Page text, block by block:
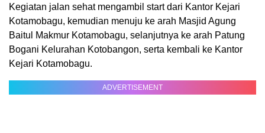
Kegiatan jalan sehat mengambil start dari Kantor Kejari
Kotamobagu, kemudian menuju ke arah Masjid Agung
Baitul Makmur Kotamobagu, selanjutnya ke arah Patung
Bogani Kelurahan Kotobangon, serta kembali ke Kantor
Kejari Kotamobagu.
ADVERTISEMENT